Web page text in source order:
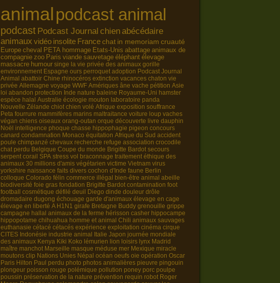
animalpodcast animal
podcast Podcast Journal chien abécédaire
animaux vidéo insolite Francechat in memoriam cruauté
Europe cheval PETA hommage Etats-Unis abattage animaux de
compagnie zoo Paris viande sauvetage éléphant élevage
massacre humour singe la vie privée des animaux gorille
environnement Espagne ours perroquet adoption Podcast Journal
Animal abattoir Chine rhinocéros extinction vacances chaton vie
privée Allemagne voyage WWF Amériques âne vache pétition Asie
loi abandon protection Inde nature baleine Royaume-Uni hamster
espèce halal Australie écologie mouton laboratoire panda
Nouvelle Zélande chiot chien volé Afrique exposition souffrance
Peta fourrure mammifères marins maltraitance voiture loup vaches
végan chiens oiseaux orang-outan orque découverte livre dauphin
Noël intelligence phoque chasse hippophagie pigeon concours
canard condamnation Monaco équitation Afrique du Sud accident
poule chimpanzé chevaux recherche refuge association crocodile
chat perdu Belgique Coupe du monde Brigitte Bardot secours
serpent corail SPA stress vol braconnage traitement éthique des
animaux 30 millions d'amis végétarien victime Vietnam virus
yorkshire naissance faits divers cochon d'Inde faune Berlin
colloque Colorado félin commerce illégal bien-être animal abeille
biodiversité foie gras fondation Brigitte Bardot contamination foot
football
cosmétique défilé deuil Diego dinde douleur drôle
dromadaire dugong échouage garde d'animaux élevage en cage
élevage en liberté A H1N1 girafe Bretagne Buddy grenouille grippe
campagne hallal animaux de la ferme hérisson casher hippocampe
hippopotame chihuahua homme et animal Chili animaux sauvages
euthanasie cétacé cétacés expérience exploitation cinéma cirque
CITES Indonésie industrie animal Italie Japon journée mondiale
des animaux Kenya Kiki Koko lémurien lion loisirs lynx Madrid
maître manchot Marseille masque méduse mer Mexique miracle
moutons clip Nations Unies Népal océan oeufs oie opération Oscar
Paris Hilton Paul perdu photo photos animalières pieuvre pingouin
plongeur poisson rouge polémique pollution poney porc poulpe
poussin préservation de la nature prévention requin robot Roger